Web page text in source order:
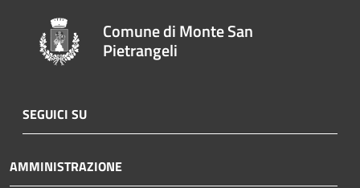
Comune di Monte San
Pietrangeli
SEGUICI SU
AMMINISTRAZIONE